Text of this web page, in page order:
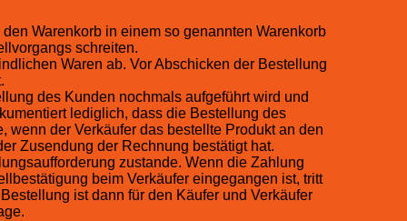
Warenkorb in einem so genannten Warenkorb
schreiten.
Waren ab. Vor Abschicken der Bestellung
des Kunden nochmals aufgeführt wird und
lediglich, dass die Bestellung des
wenn der Verkäufer das bestellte Produkt an den
Zusendung der Rechnung bestätigt hat.
zustande. Wenn die Zahlung
beim Verkäufer eingegangen ist, tritt
ist dann für den Käufer und Verkäufer